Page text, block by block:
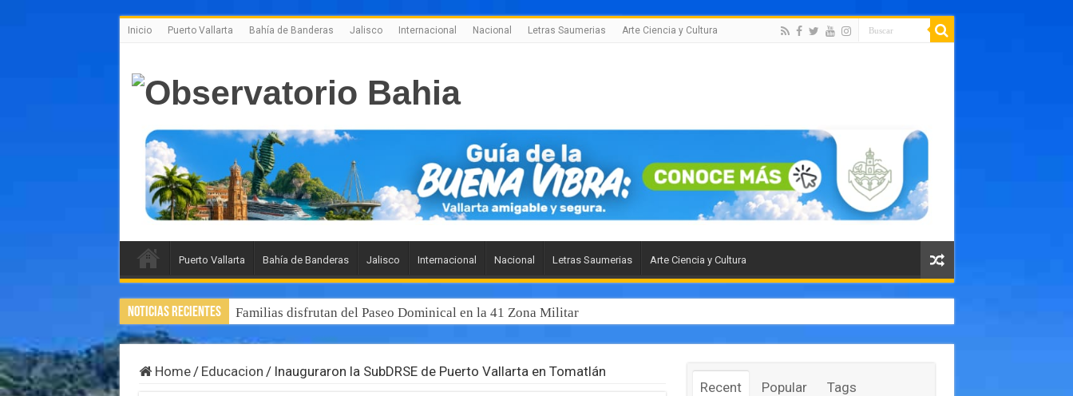
Inicio Puerto Vallarta Bahía de Banderas Jalisco Internacional Nacional Letras Saumerias Arte Ciencia y Cultura
Puerto Vallarta Bahía de Banderas Jalisco Internacional Nacional Letras Saumerias Arte Ciencia y Cultura
Noticias Recientes Familias disfrutan del Paseo Dominical en la 41 Zona Militar
Luis Munguía destaca, junto al gobernador Pablo Lemus, la modernización del transporte público como un paso histórico para Puerto Vallarta
Home / Educacion / Inauguraron la SubDRSE de Puerto Vallarta en Tomatlán
Recent Popular
Tags